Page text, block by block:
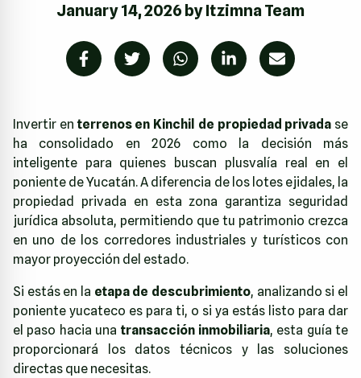
January 14, 2026 byItzimna Team
Invertir en terrenos en Kinchil de propiedad privada se
ha consolidado en 2026 como la decisión más
inteligente para quienes buscan plusvalía real en el
poniente de Yucatán. A diferencia de los lotes ejidales, la
propiedad privada en esta zona garantiza seguridad
jurídica absoluta, permitiendo que tu patrimonio crezca
en uno de los corredores industriales y turísticos con
mayor proyección del estado.
Si estás en la etapa de descubrimiento, analizando si el
poniente yucateco es para ti, o si ya estás listo para dar
el paso hacia una transacción inmobiliaria, esta guía te
proporcionará los datos técnicos y las soluciones
directas que necesitas.